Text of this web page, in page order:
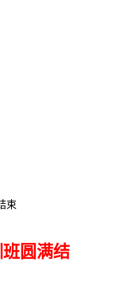
束
圆满结